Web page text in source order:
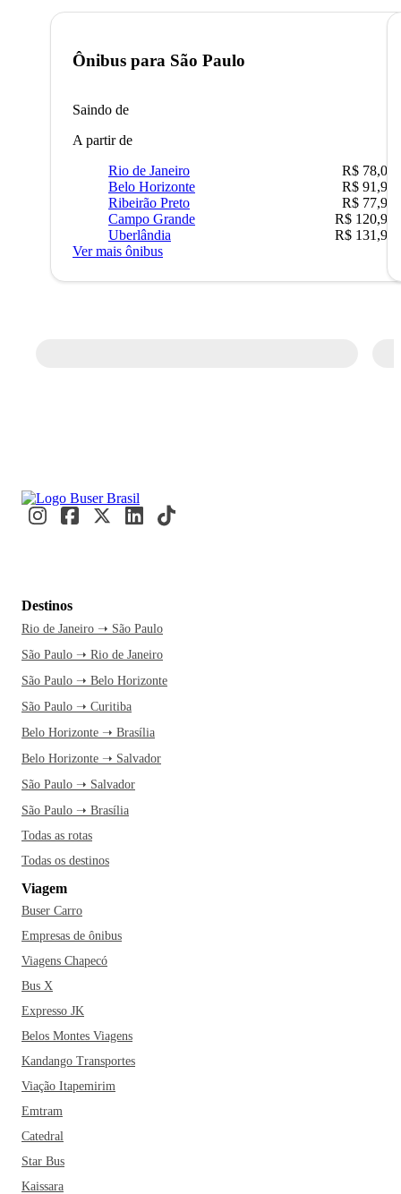
Ônibus para São Paulo
Saindo de
A partir de
Rio de Janeiro
R$ 78,02
Belo Horizonte
R$ 91,90
Ribeirão Preto
R$ 77,90
Campo Grande
R$ 120,90
Uberlândia
R$ 131,90
Ver mais ônibus
Destinos
Rio de Janeiro ➝ São Paulo
São Paulo ➝ Rio de Janeiro
São Paulo ➝ Belo Horizonte
São Paulo ➝ Curitiba
Belo Horizonte ➝ Brasília
Belo Horizonte ➝ Salvador
São Paulo ➝ Salvador
São Paulo ➝ Brasília
Todas as rotas
Todas os destinos
Viagem
Buser Carro
Empresas de ônibus
Viagens Chapecó
Bus X
Expresso JK
Belos Montes Viagens
Kandango Transportes
Viação Itapemirim
Emtram
Catedral
Star Bus
Kaissara